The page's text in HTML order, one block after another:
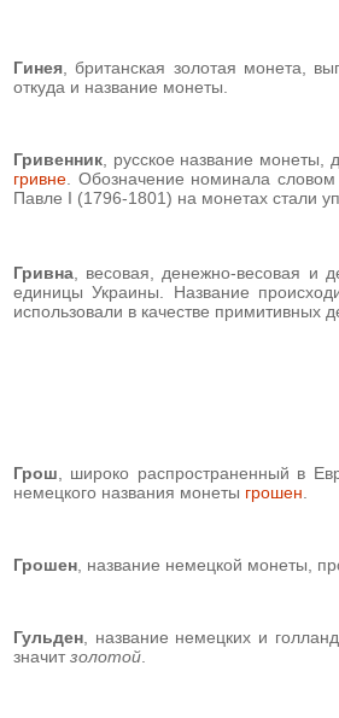
Гинея , британская золотая монета,
откуда и название монеты.
Гривенник , русское название
гривне . Обозначение номинала словом
Павле I (1796-1801) на монетах стали
Гривна , весовая, денежно-весовая и
единицы Украины. Название
использовали в качестве
Грош
широко распространенный в
немецкого названия монеты грошен
Грошен , название немецкой монеты,
Гульден , название немецких и
значит золотой